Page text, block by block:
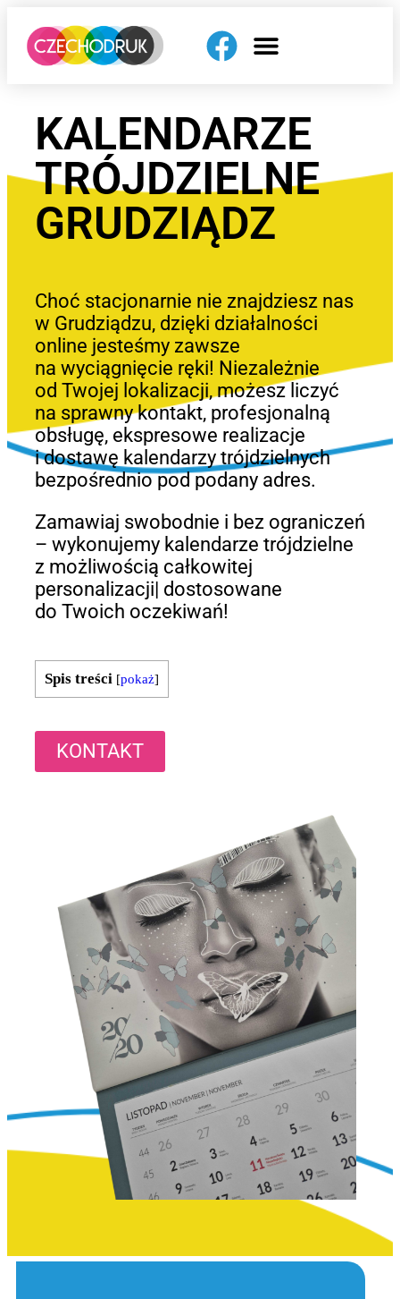
KALENDARZE
TRÓJDZIELNE
GRUDZIĄDZ
Choć stacjonarnie nie znajdziesz nas
w Grudziądzu, dzięki działalności
online jesteśmy zawsze
na wyciągnięcie ręki! Niezależnie
od Twojej lokalizacji, możesz liczyć
na sprawny kontakt, profesjonalną
obsługę, ekspresowe realizacje
i dostawę kalendarzy trójdzielnych
bezpośrednio pod podany adres.
Zamawiaj swobodnie i bez ograniczeń
– wykonujemy kalendarze trójdzielne
z możliwością całkowitej
personalizacji| dostosowane
do Twoich oczekiwań!
Spis treści [pokaż]
KONTAKT